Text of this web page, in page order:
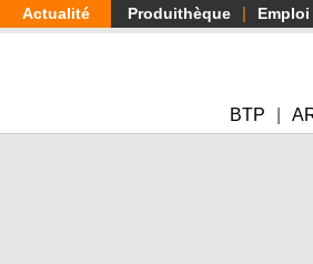
Aller
au
Actualité Produithèque Emploi
BTP